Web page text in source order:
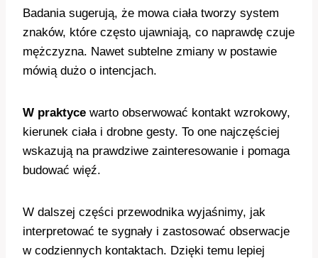
Badania sugerują, że mowa ciała tworzy system
znaków, które często ujawniają, co naprawdę czuje
mężczyzna. Nawet subtelne zmiany w postawie
mówią dużo o intencjach.
W praktyce warto obserwować kontakt wzrokowy,
kierunek ciała i drobne gesty. To one najczęściej
wskazują na prawdziwe zainteresowanie i pomaga
budować więź.
W dalszej części przewodnika wyjaśnimy, jak
interpretować te sygnały i zastosować obserwacje
w codziennych kontaktach. Dzięki temu lepiej